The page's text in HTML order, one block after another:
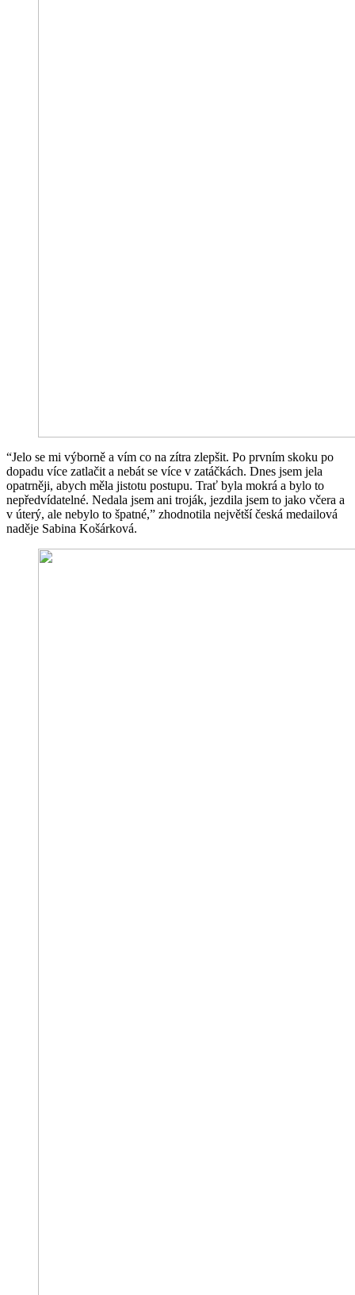
“Jelo se mi výborně a vím co na zítra zlepšit. Po prvním skoku po
dopadu více zatlačit a nebát se více v zatáčkách. Dnes jsem jela
opatrněji, abych měla jistotu postupu. Trať byla mokrá a bylo to
nepředvídatelné. Nedala jsem ani troják, jezdila jsem to jako včera a
v úterý, ale nebylo to špatné,” zhodnotila největší česká medailová
naděje Sabina Košárková.